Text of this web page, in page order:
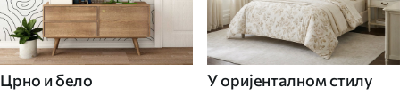
Црно и бело У оријенталном стилу